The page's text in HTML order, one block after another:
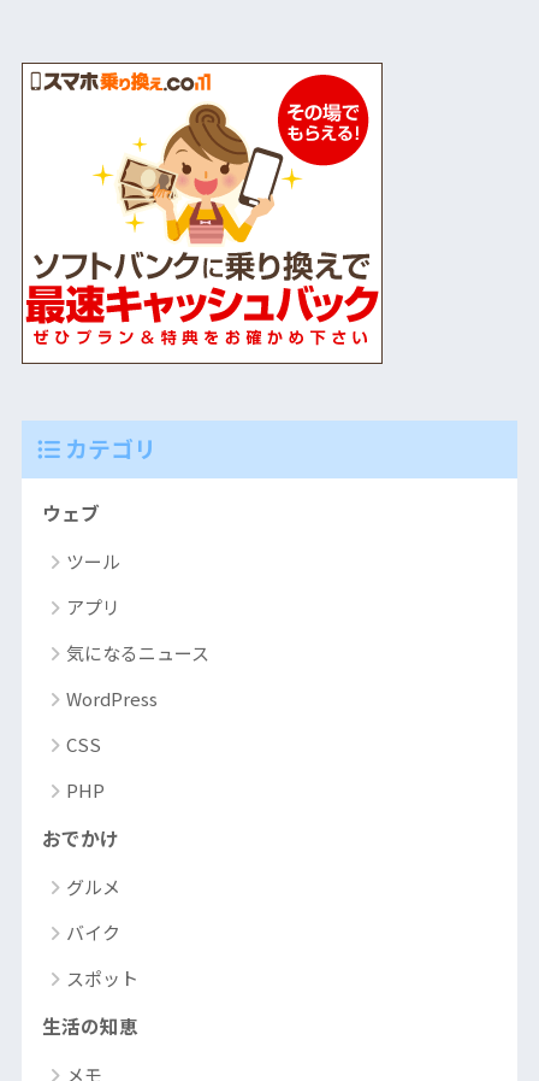
カテゴリ
ウェブ
ツール
アプリ
気になるニュース
WordPress
CSS
PHP
おでかけ
グルメ
バイク
スポット
生活の知恵
メモ